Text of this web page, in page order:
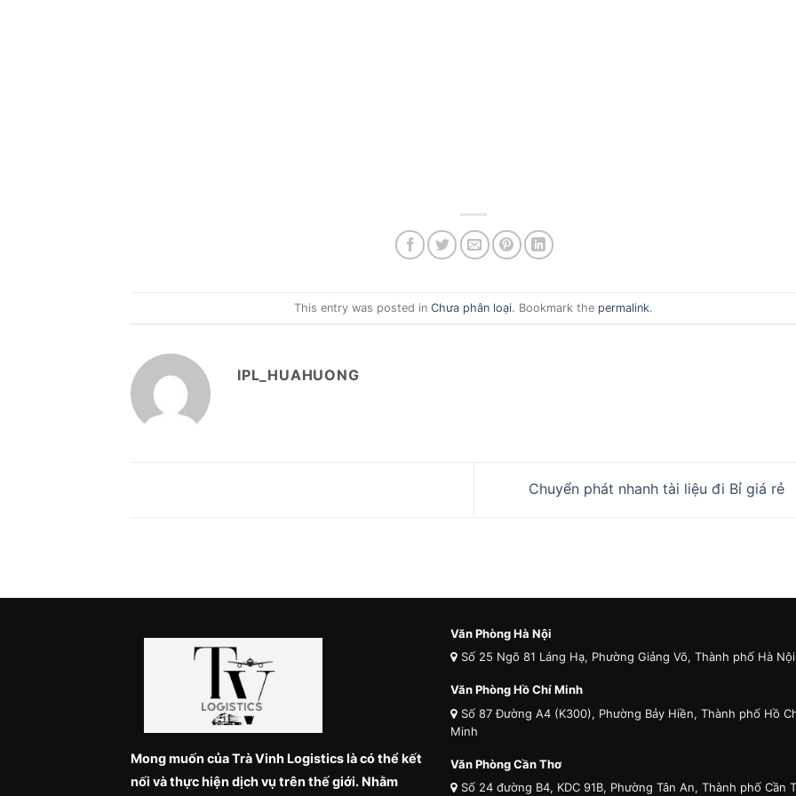
This entry was posted inChưa phân loại. Bookmark the permalink.
IPL_HUAHUONG
Chuyển phát nhanh tài liệu đi Bỉ giá rẻ
Mong muốn của Trà Vinh Logistics là có thể kết
nối và thực hiện dịch vụ trên thế giới. Nhằm
Văn Phòng Hà Nội
Số 25 Ngõ 81 Láng Hạ, Phường Giảng Võ, Thành phố Hà Nội
Văn Phòng Hồ Chí Minh
Số 87 Đường A4 (K300), Phường Bảy Hiền, Thành phố Hồ
Minh
Văn Phòng Cần Thơ
Số 24 đường B4, KDC 91B, Phường Tân An, Thành phố Cần